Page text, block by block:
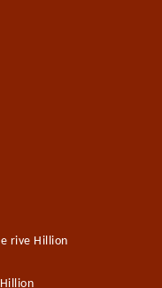
rive Hillion